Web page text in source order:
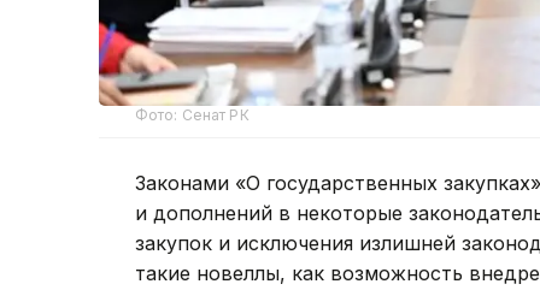
Фото: Сенат РК
Законами «О государственных
и дополнений в некоторые
закупок и исключения излишней
такие новеллы, как возможность